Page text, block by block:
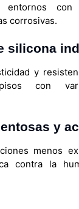
entornos
corrosivas.
silicona
y
con
y
menos
contra la